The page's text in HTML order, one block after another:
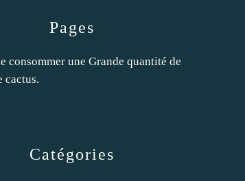
Catégories
Pages
consommer une Grande quantité de
cactus.